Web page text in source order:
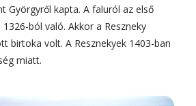
Györgyről kapta. A faluról az első
ból való. Akkor a Reszneky
birtoka volt. A Resznekyek 1403-ban
miatt.